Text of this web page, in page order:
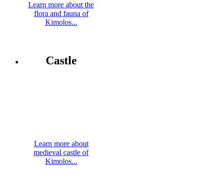
Learn more about the
flora and fauna of
Kimolos...
Castle
Learn more about
medieval castle of
Kimolos...